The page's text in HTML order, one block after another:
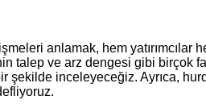
anlamak, hem
talep ve arz dengesi gibi birçok
şekilde inceleyeceğiz. Ayrıca,